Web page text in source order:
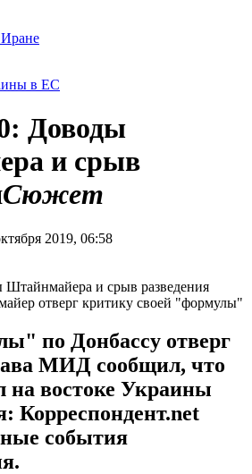
в ЕС
Доводы
и срыв
Сюжет
2019, 06:58
отверг критику своей "формулы"
по Донбассу отверг
МИД сообщил, что
на востоке Украины
Корреспондент.net
события